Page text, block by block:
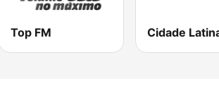
Top FM Cidade